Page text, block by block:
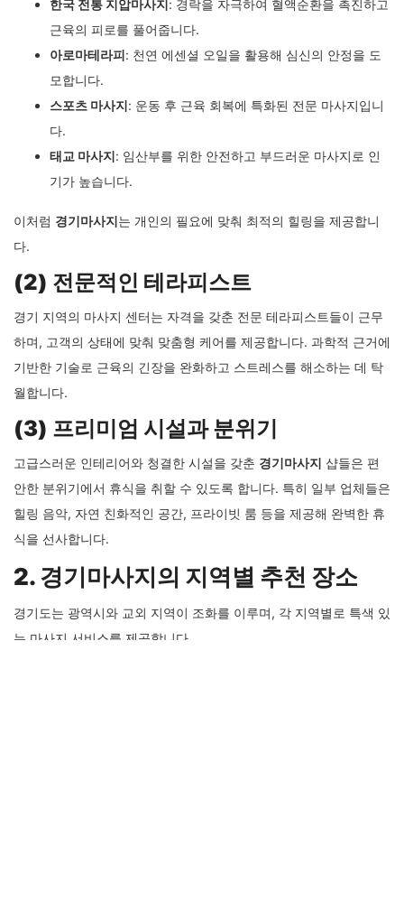
은 이들에게 사랑받고 있습니다. 이 글에서는 경기 지역에서 즐길 수
있는 마사지의 특징과 장점을 소개하며, 왜
알아보겠습니다.
1. 경기마사지의 주요 특징
(1) 다양한 마사지 옵션
한국 전통 지압마사지: 경락을 자극하여 혈액순환을 촉진하고
아로마테라피: 천연 에센셜 오일을 활용해 심신의 안정을 도
다.
(2) 전문적인 테라피스트
경기 지역의 마사지 센터는 자격을 갖춘 전문 테라피스트들이 근무
하며, 고객의 상태에 맞춰 맞춤형 케어를 제공합니다. 과학적 근거에
기반한 기술로 근육의 긴장을 완화하고 스트레스를 해소하는 데 탁
월합니다.